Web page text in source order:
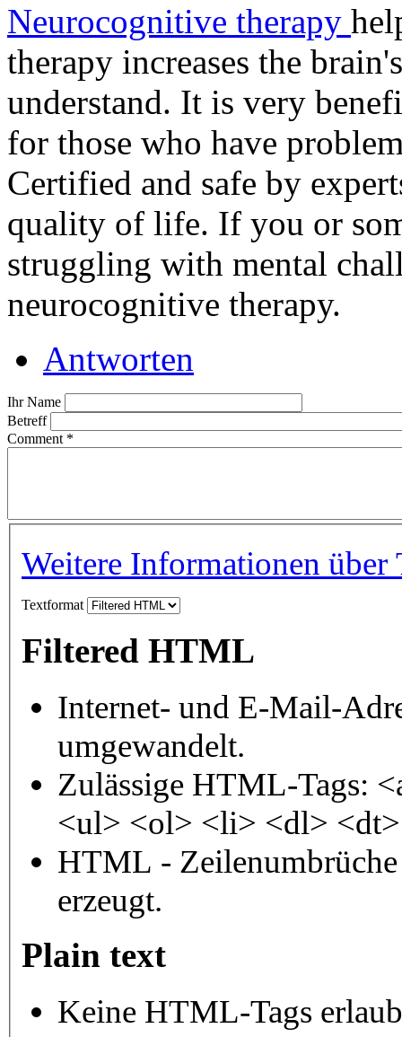
Neurocognitive therapy
therapy increases the
understand. It is very
for those who have
Certified and safe by
quality of life. If you or
struggling with mental
neurocognitive therapy.
Antworten
Ihr Name
Betreff
Comment *
Weitere Informationen über
Textformat
Filtered HTML
Internet- und E-Mail-
umgewandelt.
Zulässige HTML-Tags:
<ul> <ol> <li> <dl>
HTML - Zeilenumbrüche
erzeugt.
Plain text
Keine HTML-Tags